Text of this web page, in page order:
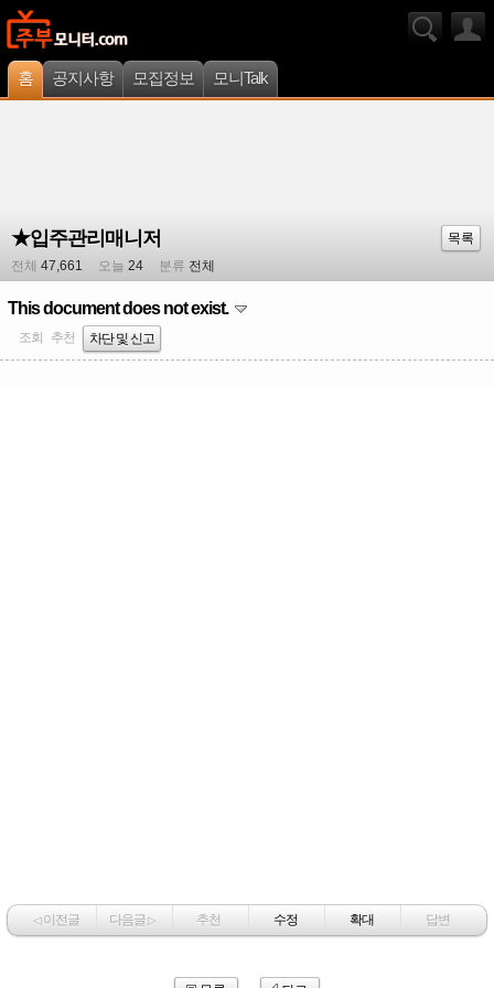
홈 공지사항 모집정보 모니Talk
★입주관리매니저
목록
전체 47,661 오늘 24 분류 전체
This document does not exist.
조회 추천 차단 및 신고
◁이전글 다음글▷ 추천 수정 확대 답변